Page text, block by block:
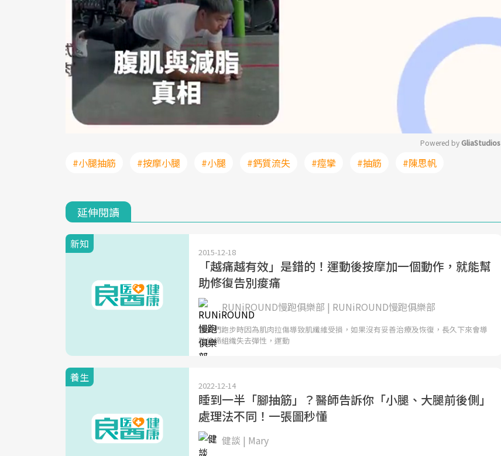
Powered by GliaStudios
#小腿抽筋 #按摩小腿 #小腿 #鈣質流失 #痙攣 #抽筋 #陳思帆
延伸閱讀
新知
2015-12-18
「越痛越有效」是錯的！運動後按摩加一個動作，就能幫
助修復告別痠痛
RUNiROUND慢跑俱樂部 | RUNiROUND慢跑俱樂部
當我們跑步時因為肌肉拉傷導致肌纖維受損，如果沒有妥善治療及恢復，長久下來會導
致結締組織失去彈性，運動
養生
2022-12-14
睡到一半「腳抽筋」？醫師告訴你「小腿、大腿前後側」
處理法不同！一張圖秒懂
健談 | Mary